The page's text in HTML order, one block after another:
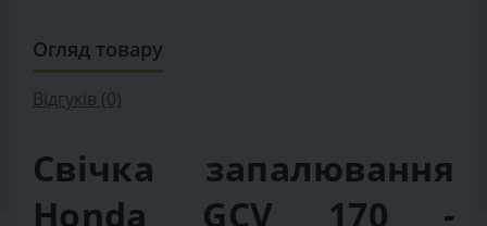
Огляд товару
Відгуків (0)
Свічка запалювання
Honda GCV 170 -